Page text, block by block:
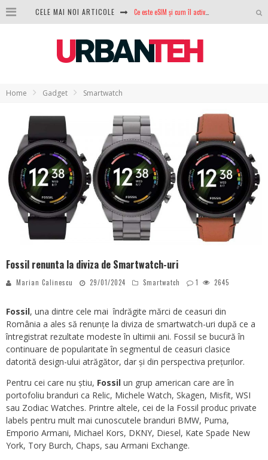
CELE MAI NOI ARTICOLE 100 GB de internet mobil gratuit de la Orange. Fără contract, fără acte și fără obligații
Analiza producției fotovoltaice în România – cât produce un sistem solar pe timp de iarnă?
NVIDIA avertizează: memoria RAM și SSD-urile ar putea deveni și mai scumpe în perioada următoare
GTA VI poate fi precomandat oficial. Rockstar dezvăluie edițiile oficiale și bonusurile pe care le primești
Home Gadget Smartwatch
Fossil renunta la diviza de Smartwatch-uri
Marian Calinescu 29/01/2024 Smartwatch 1 2645
Fossil, una dintre cele mai îndrăgite mărci de ceasuri din
România a ales să renunțe la diviza de smartwatch-uri după ce a
întregistrat rezultate modeste în ultimii ani. Fossil se bucură în
continuare de popularitate în segmentul de ceasuri clasice
datorită design-ului atrăgător, dar și din perspectiva prețurilor.
Pentru cei care nu știu, Fossil un grup american care are în
portofoliu branduri ca Relic, Michele Watch, Skagen, Misfit, WSI
sau Zodiac Watches. Printre altele, cei de la Fossil produc private
labels pentru mult mai cunoscutele branduri BMW, Puma,
Emporio Armani, Michael Kors, DKNY, Diesel, Kate Spade New
York, Tory Burch, Chaps, sau Armani Exchange.